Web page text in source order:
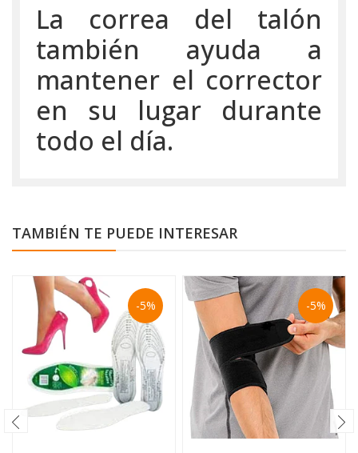
La correa del talón
también ayuda a
mantener el corrector
en su lugar durante
todo el día.
TAMBIÉN TE PUEDE INTERESAR
-5% -5%